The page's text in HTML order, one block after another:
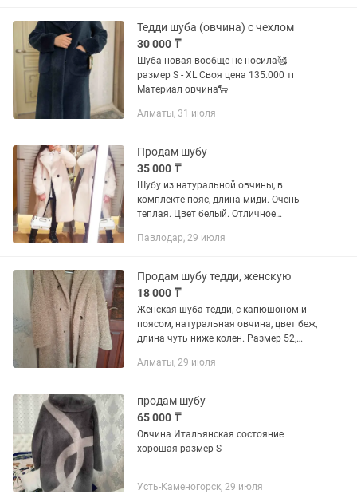
Тедди шуба (овчина) с чехлом
30 000 ₸
Шуба новая вообще не носила🥰
размер S - XL Своя цена 135.000 тг
Материал овчина🐑
Алматы, 31 июля
Продам шубу
35 000 ₸
Шубу из натуральной овчины, в
комплекте пояс, длина миди. Очень
теплая. Цвет белый. Отличное
Павлодар, 29 июля
Продам шубу тедди, женскую
18 000 ₸
Женская шуба тедди, с капюшоном и
поясом, натуральная овчина, цвет беж,
длина чуть ниже колен. Размер 52,
Алматы, 29 июля
продам шубу
65 000 ₸
Овчина Итальянская состояние
хорошая размер S
Усть-Каменогорск, 29 июля